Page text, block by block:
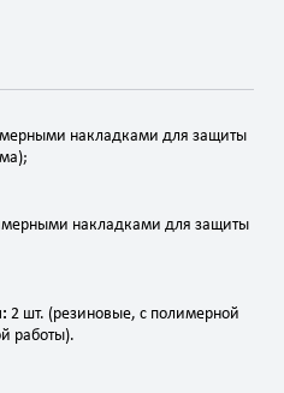
накладками для защиты
накладками для защиты
2 шт. (резиновые, с полимерной
работы).